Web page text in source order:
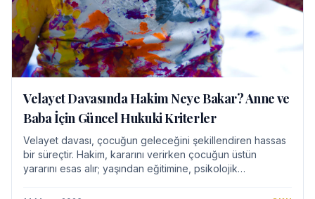
Velayet Davasında Hakim Neye Bakar? Anne ve
Baba İçin Güncel Hukuki Kriterler
Velayet davası, çocuğun geleceğini şekillendiren hassas
bir süreçtir. Hakim, kararını verirken çocuğun üstün
yararını esas alır; yaşından eğitimine, psikolojik